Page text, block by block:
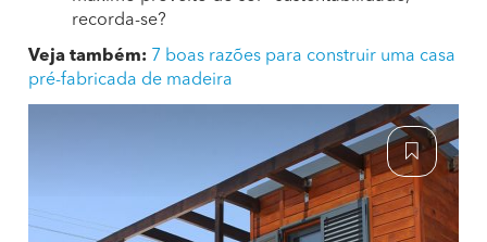
recorda-se?
Veja também: 7 boas razões para construir uma casa
pré-fabricada de madeira